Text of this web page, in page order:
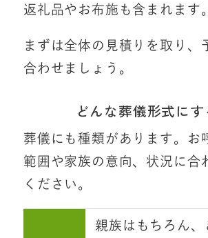
返礼品やお布施も含まれます。
まずは全体の見積りを取り、
合わせましょう。
どんな葬儀形式にす
葬儀にも種類があります。お
範囲や家族の意向、状況に合
ください。
親族はもちろん、